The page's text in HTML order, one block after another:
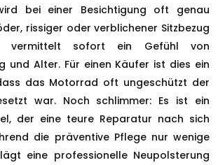
bei einer Besichtigung oft genau
rissiger oder verblichener Sitzbezug
vermittelt sofort ein Gefühl von
und Alter. Für einen Käufer ist dies ein
das Motorrad oft ungeschützt der
war. Noch schlimmer: Es ist ein
der eine teure Reparatur nach sich
die präventive Pflege nur wenige
eine professionelle Neupolsterung